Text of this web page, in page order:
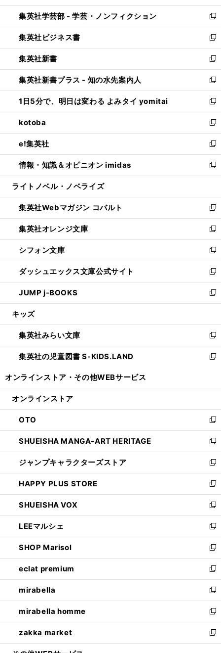
開
く
ウ
で
開
く
ン
ド
ウ
で
開
く
ウ
ィ
ン
ド
ウ
で
開
く
集英社学芸部 - 学芸・ノンフィクション
新
し
い
ウ
ィ
ン
ド
ウ
で
開
く
集英社ビジネス書
新
し
い
ウ
ィ
ン
ド
ウ
で
開
く
集英社新書
新
し
い
ウ
ィ
ン
ド
ウ
で
開
く
集英社新書プラス - 知の水先案内人
新
し
い
ウ
ィ
ン
ド
ウ
で
開
1日5分で、明日は変わる よみタイ yomitai
新
し
い
ウ
ィ
ン
ド
ウ
開
く
kotoba
新
し
い
ウ
ィ
ン
ウ
で
開
く
e!集英社
新
し
い
ウ
ン
ド
ウ
で
開
く
情報・知識＆オピニオン imidas
新
し
ウ
ィ
ン
ド
ウ
で
開
く
ライトノベル・ノベライズ
集英社Webマガジン コバルト
新
し
い
ウ
ィ
ン
ド
ウ
で
開
集英社オレンジ文庫
新
し
い
ウ
ィ
ン
ド
ウ
開
く
シフォン文庫
新
し
い
ウ
ィ
ン
ウ
で
開
く
ダッシュエックス文庫公式サイト
新
し
い
ウ
ン
ド
ウ
で
JUMP j-BOOKS
新
し
ウ
ィ
ン
ド
開
キッズ
集英社みらい文庫
新
し
い
ン
ウ
で
開
く
集英社の児童図書 S-KIDS.LAND
新
ウ
ン
ド
ウ
で
開
く
オンラインストア・ その他WEBサービス
オンラインストア
OTO
新
し
い
ウ
ィ
ン
ド
ウ
で
開
く
SHUEISHA MANGA-ART HERITAGE
新
し
い
ウ
ィ
ン
ド
ウ
で
開
く
ジャンプキャラクターズストア
新
し
い
ウ
ィ
ン
ド
ウ
で
開
く
HAPPY PLUS STORE
新
し
い
ウ
ィ
ン
ド
ウ
で
開
く
SHUEISHA VOX
新
し
い
ウ
ィ
ン
ド
ウ
で
開
く
LEEマルシェ
新
し
い
ウ
ィ
ン
ド
ウ
で
開
く
SHOP Marisol
新
し
い
ウ
ィ
ン
ド
ウ
で
開
eclat premium
新
し
い
ウ
ィ
ン
ド
ウ
mirabella
新
し
い
ウ
ィ
ン
mirabella homme
新
し
い
ウ
zakka market
新
し